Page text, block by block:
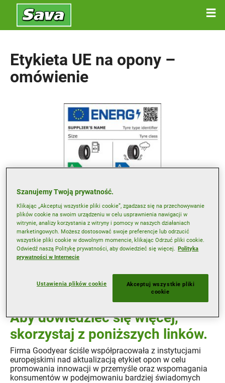
Etykieta UE na opony –
omówienie
Od maja 2021 r. ma zastosowanie rozporządzenie (UE)
poznaj najnowsze informacje na temat energetycznej
Aby dowiedzieć się więcej,
skorzystaj z poniższych linków.
Firma Goodyear ściśle współpracowała z instytucjami
europejskimi nad aktualizacją etykiet opon w celu
promowania innowacji w przemyśle oraz wspomagania
konsumentów w podejmowaniu bardziej świadomych
Szanujemy Twoją prywatność.
Klikając „Akceptuj wszystkie pliki cookie”, zgadzasz się na przechowywanie
plików cookie na swoim urządzeniu w celu usprawnienia nawigacji w
witrynie, analizy korzystania z witryny i pomocy w naszych działaniach
marketingowych. Możesz dostosować swoje preferencje lub odrzucić
wszystkie pliki cookie w dowolnym momencie, klikając Odrzuć pliki cookie.
Odwiedź naszą Politykę prywatności, aby dowiedzieć się więcej.
Polityka
prywatności w Internecie
Ustawienia plików cookie
Akceptuj wszystkie pliki
cookie